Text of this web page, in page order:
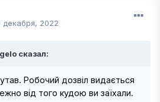
декабря, 2022
сказал:
Робочий дозвіл видається
від того кудою ви заїхали.